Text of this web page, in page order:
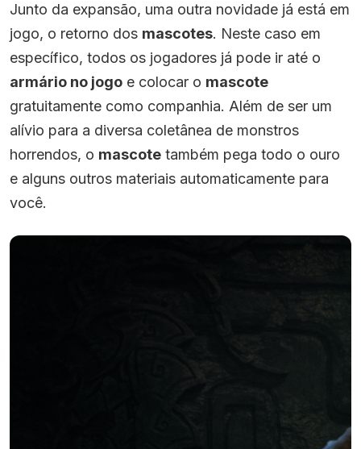
Junto da expansão, uma outra novidade já está em
jogo, o retorno dos mascotes. Neste caso em
específico, todos os jogadores já pode ir até o
armário no jogo e colocar o mascote
gratuitamente como companhia. Além de ser um
alívio para a diversa coletânea de monstros
horrendos, o mascote também pega todo o ouro
e alguns outros materiais automaticamente para
você.